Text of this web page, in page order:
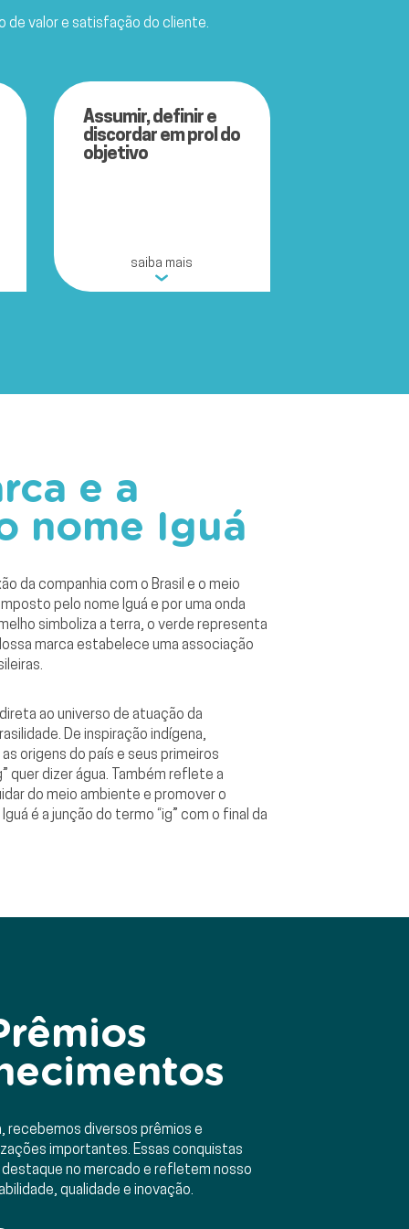
de valor e satisfação do cliente.
Assumir, definir e
discordar em prol do
objetivo
saiba mais
e a
nome Iguá
da companhia com o Brasil e o meio
pelo nome Iguá e por uma onda
simboliza a terra, o verde representa
marca estabelece uma associação
ao universo de atuação da
De inspiração indígena,
origens do país e seus primeiros
quer dizer água. Também reflete a
do meio ambiente e promover o
é a junção do termo “ig” com o final da
recebemos diversos prêmios e
importantes. Essas conquistas
no mercado e refletem nosso
qualidade e inovação.